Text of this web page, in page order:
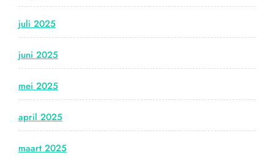
juli 2025
juni 2025
mei 2025
april 2025
maart 2025